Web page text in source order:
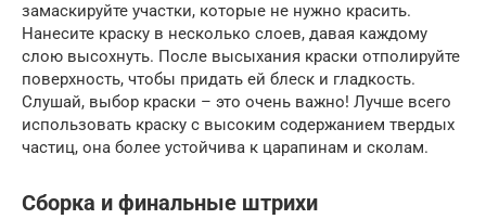
замаскируйте участки, которые не нужно красить.
Нанесите краску в несколько слоев, давая каждому
слою высохнуть. После высыхания краски отполируйте
поверхность, чтобы придать ей блеск и гладкость.
Слушай, выбор краски – это очень важно! Лучше всего
использовать краску с высоким содержанием твердых
частиц, она более устойчива к царапинам и сколам.
Сборка и финальные штрихи